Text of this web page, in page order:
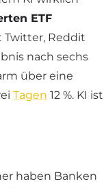
ETF
Twitter, Reddit
nach sechs
über eine
Tagen 12 %. KI ist
haben Banken